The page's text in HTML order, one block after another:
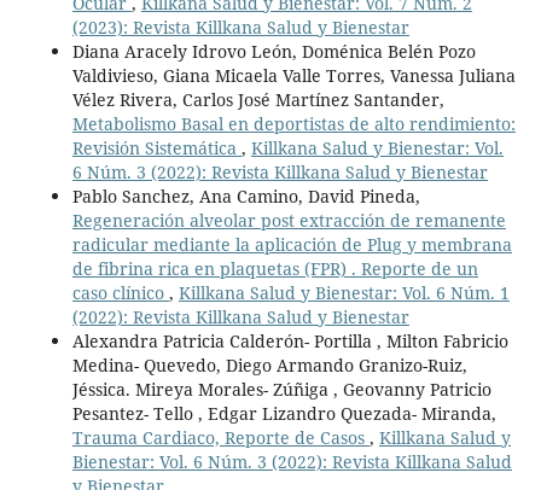
(2023): Revista Killkana Salud y Bienestar
Diana Aracely Idrovo León, Doménica Belén Pozo
Valdivieso, Giana Micaela Valle Torres, Vanessa Juliana
Vélez Rivera, Carlos José Martínez Santander,
Metabolismo Basal en deportistas de alto rendimiento:
Revisión Sistemática , Killkana Salud y Bienestar: Vol.
6 Núm. 3 (2022): Revista Killkana Salud y Bienestar
Pablo Sanchez, Ana Camino, David Pineda,
Regeneración alveolar post extracción de remanente
radicular mediante la aplicación de Plug y membrana
de fibrina rica en plaquetas (FPR) . Reporte de un
caso clínico , Killkana Salud y Bienestar: Vol. 6 Núm. 1
(2022): Revista Killkana Salud y Bienestar
Alexandra Patricia Calderón- Portilla , Milton Fabricio
Medina- Quevedo, Diego Armando Granizo-Ruiz,
Jéssica. Mireya Morales- Zúñiga , Geovanny Patricio
Pesantez- Tello , Edgar Lizandro Quezada- Miranda,
Trauma Cardiaco, Reporte de Casos , Killkana Salud y
Bienestar: Vol. 6 Núm. 3 (2022): Revista Killkana Salud